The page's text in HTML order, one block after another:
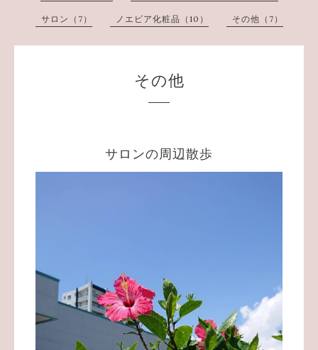
サロン（7） ノエビア化粧品（10） その他（7）
その他
サロンの周辺散歩